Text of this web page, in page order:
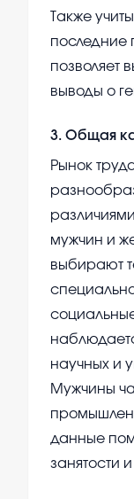
Также
последние
позволяет
выводы о
3. Общая
Рынок
мужчин и
выбирают
научных и
Мужчины
данные
занятости